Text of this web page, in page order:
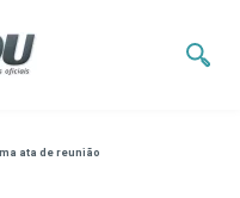
ata de reunião